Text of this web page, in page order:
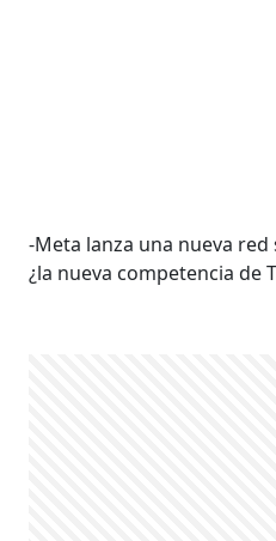
-Meta lanza una nueva
¿la nueva competencia de